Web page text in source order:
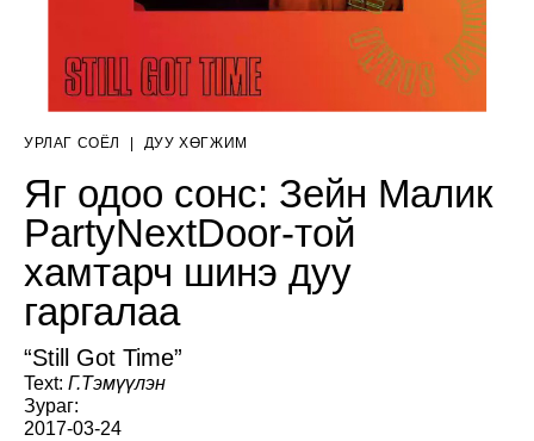
УРЛАГ СОЁЛ ДУУ ХӨГЖИМ
Яг одоо сонс: Зейн Малик
PartyNextDoor-той
хамтарч шинэ дуу
гаргалаа
“Still Got Time”
Text: Г.Тэмүүлэн
Зураг:
2017-03-24